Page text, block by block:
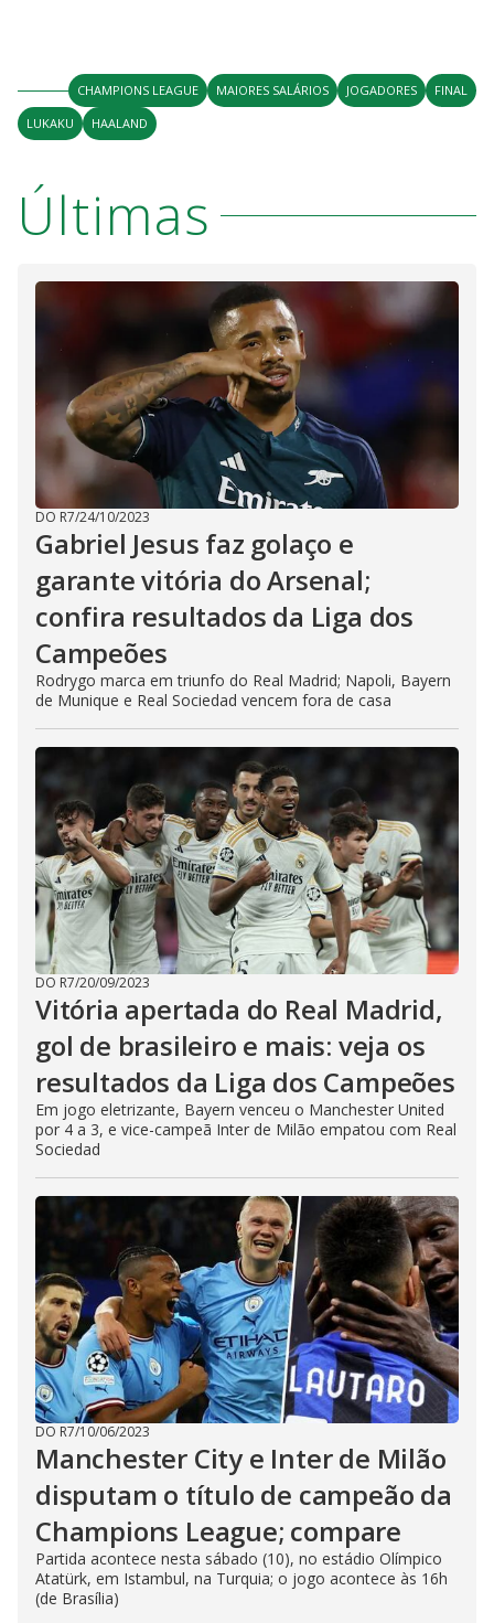
CHAMPIONS LEAGUE MAIORES SALÁRIOS JOGADORES
FINAL
LUKAKU
HAALAND
Últimas
DO R7/24/10/2023
Gabriel Jesus faz golaço e
garante vitória do Arsenal;
confira resultados da Liga dos
Campeões
Rodrygo marca em triunfo do Real Madrid; Napoli, Bayern
de Munique e Real Sociedad vencem fora de casa
DO R7/20/09/2023
Vitória apertada do Real Madrid,
gol de brasileiro e mais: veja os
resultados da Liga dos Campeões
Em jogo eletrizante, Bayern venceu o Manchester United
por 4 a 3, e vice-campeã Inter de Milão empatou com Real
Sociedad
DO R7/10/06/2023
Manchester City e Inter de Milão
disputam o título de campeão da
Champions League; compare
Partida acontece nesta sábado (10), no estádio Olímpico
Atatürk, em Istambul, na Turquia; o jogo acontece às 16h
(de Brasília)